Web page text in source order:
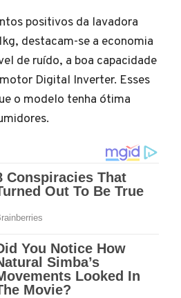
positivos da lavadora
destacam-se a economia
de ruído, a boa capacidade
Digital Inverter. Esses
o modelo tenha ótima